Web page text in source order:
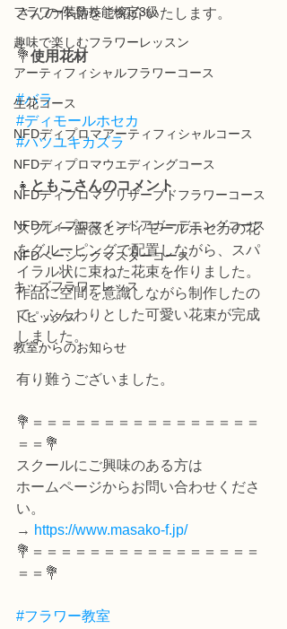
フラワー装飾技能検定3級
趣味で楽しむフラワーレッスン
アーティフィシャルフラワーコース
生花コース
NFDディプロマアーティフィシャルコース
NFDディプロマウエディングコース
NFDディプロマプリザーブドフラワーコース
NFDディプロマインドアガーデニングコース
NFDベーシックマスターコース
キッズフラワーレッス
トピックス
教室からのお知らせ
さんの作品をご紹介いたします。
💐使用花材
#バラ
#ディモールホセカ
#ハツユキカズラ
👧 ともこさんのコメント
スプレー薔薇とディモールホセカの花
をグルーピングで配置しながら、スパ
イラル状に束ねた花束を作りました。
作品に空間を意識しながら制作したの
で、ふんわりとした可愛い花束が完成
しました。
有り難うございました。
💐＝＝＝＝＝＝＝＝＝＝＝＝＝＝＝＝
＝＝💐
スクールにご興味のある方は
ホームページからお問い合わせくださ
い。
→ https://www.masako-f.jp/
💐＝＝＝＝＝＝＝＝＝＝＝＝＝＝＝＝
＝＝💐
#フラワー教室